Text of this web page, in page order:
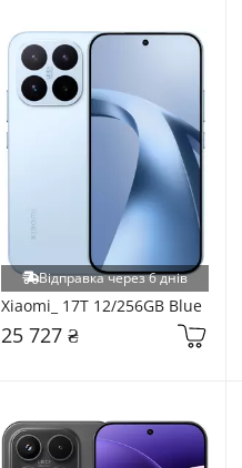
Відправка через 6 днів
Xiaomi_ 17T 12/256GB Blue
25 727 ₴